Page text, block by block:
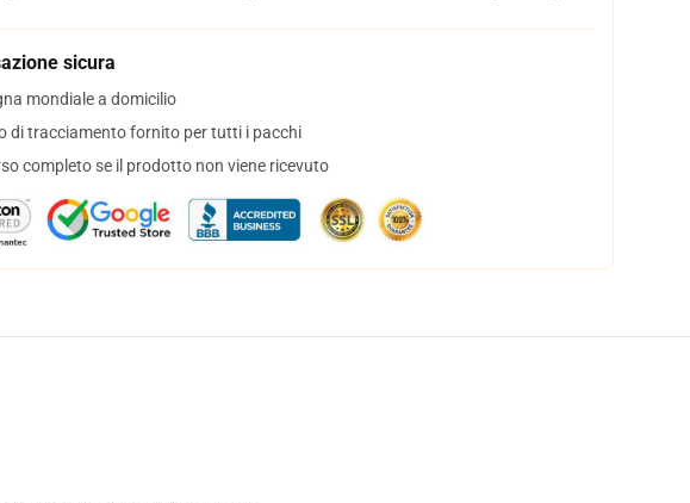
sicura
mondiale a domicilio
di tracciamento fornito per tutti i pacchi
completo se il prodotto non viene ricevuto